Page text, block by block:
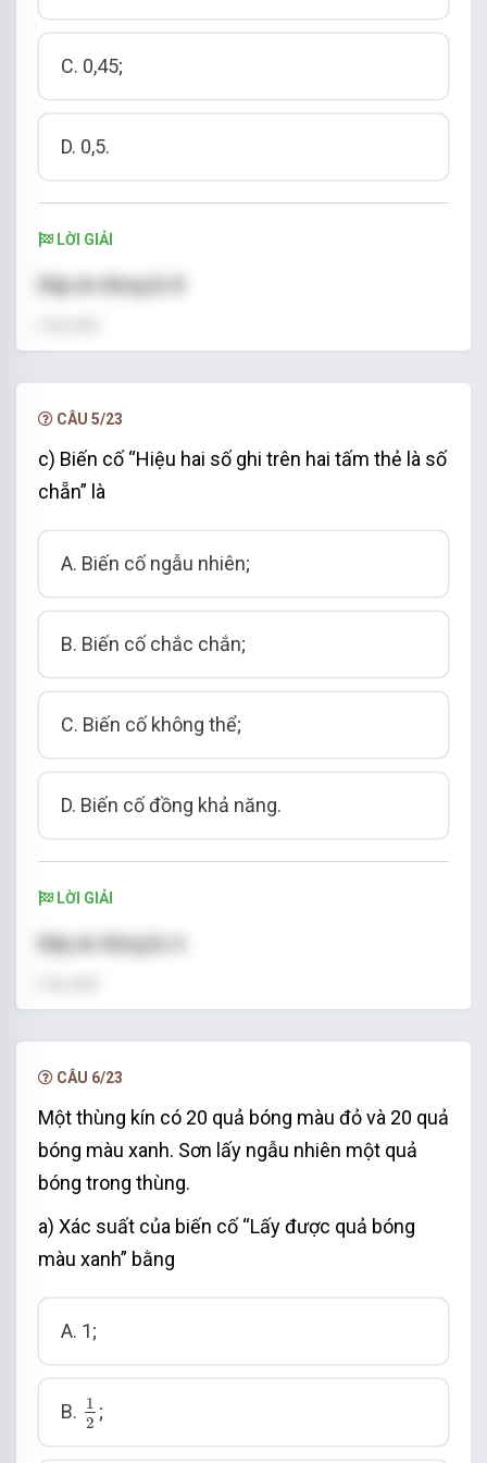
C. 0,45;
D. 0,5.
LỜI GIẢI
Đáp án đúng là: B
4 = 7.
Do đó tổng của hai số ghi trên hai tấm thẻ luôn
lớn hơn hoặc bằng 7 nên biến cố đã cho là biến
Vậy xác suất của biến cố “Tổng hai số ghi trên
hai tấm thẻ nhỏ hơn 5” bằng 0.
CÂU 5/23
c) Biến cố “Hiệu hai số ghi trên hai tấm thẻ là số
chẵn” là
A. Biến cố ngẫu nhiên;
B. Biến cố chắc chắn;
C. Biến cố không thể;
D. Biến cố đồng khả năng.
LỜI GIẢI
Đáp án đúng là: A
chẵn” là biến cố ngẫu nhiên vì điều này không
là 1).
CÂU 6/23
Một thùng kín có 20 quả bóng màu đỏ và 20 quả
bóng màu xanh. Sơn lấy ngẫu nhiên một quả
bóng trong thùng.
a) Xác suất của biến cố “Lấy được quả bóng
màu xanh” bằng
A. 1;
B. 1
2
1
;